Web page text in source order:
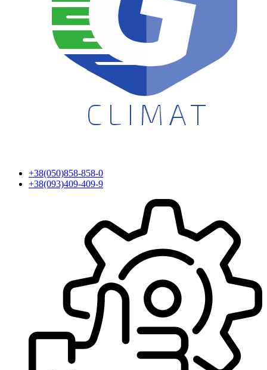
+38(050)858-858-0
+38(093)409-409-9